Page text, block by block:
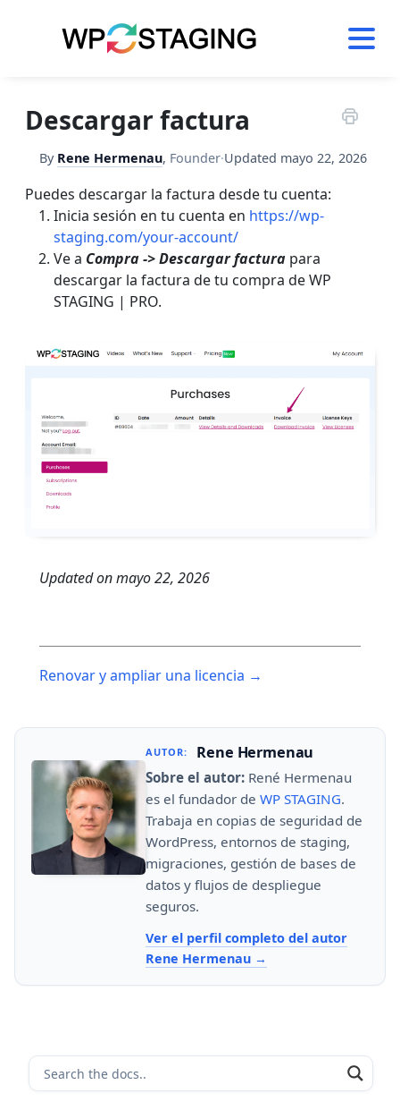
Descargar factura
By Rene Hermenau, Founder·Updated mayo 22, 2026
Puedes descargar la factura desde tu cuenta:
Inicia sesión en tu cuenta en https://wp-
staging.com/your-account/
Ve a Compra -> Descargar factura para
descargar la factura de tu compra de WP
STAGING | PRO.
Updated onmayo 22, 2026
navigation
Renovar y ampliar una licencia →
AUTOR: Rene Hermenau
Sobre el autor: René Hermenau
es el fundador de WP STAGING.
Trabaja en copias de seguridad de
WordPress, entornos de staging,
migraciones, gestión de bases de
datos y flujos de despliegue
seguros.
Ver el perfil completo del autor
Rene Hermenau